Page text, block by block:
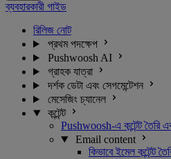
ব্যবহারকারী গাইড
রিলিজ নোট
প্রথম পদক্ষেপ
Pushwoosh AI
গ্রাহক যাত্রা
দর্শক ডেটা এবং সেগমেন্টেশন
মেসেজিং চ্যানেল
কন্টেন্ট
Pushwoosh-এ কন্টেন্ট তৈরি
Email content
কিভাবে ইমেল কন্টেন্ট